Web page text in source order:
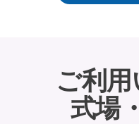
ご利
式場